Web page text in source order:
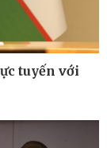
tuyến với